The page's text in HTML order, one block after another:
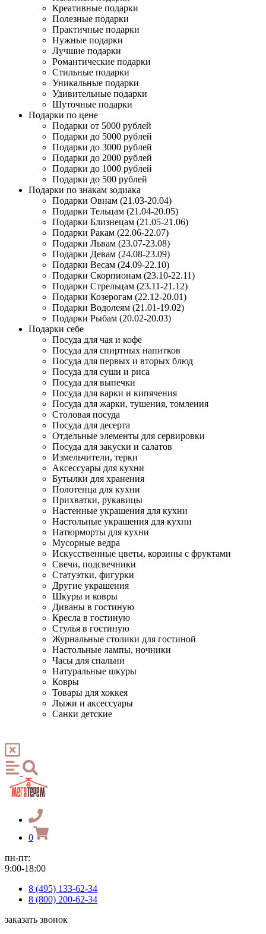
Креативные подарки
Полезные подарки
Практичные подарки
Нужные подарки
Лучшие подарки
Романтические подарки
Стильные подарки
Уникальные подарки
Удивительные подарки
Шуточные подарки
Подарки по цене
Подарки от 5000 рублей
Подарки до 5000 рублей
Подарки до 3000 рублей
Подарки до 2000 рублей
Подарки до 1000 рублей
Подарки до 500 рублей
Подарки по знакам зодиака
Подарки Овнам (21.03-20.04)
Подарки Тельцам (21.04-20.05)
Подарки Близнецам (21.05-21.06)
Подарки Ракам (22.06-22.07)
Подарки Львам (23.07-23.08)
Подарки Девам (24.08-23.09)
Подарки Весам (24.09-22.10)
Подарки Скорпионам (23.10-22.11)
Подарки Стрельцам (23.11-21.12)
Подарки Козерогам (22.12-20.01)
Подарки Водолеям (21.01-19.02)
Подарки Рыбам (20.02-20.03)
Подарки себе
Посуда для чая и кофе
Посуда для спиртных напитков
Посуда для первых и вторых блюд
Посуда для суши и риса
Посуда для выпечки
Посуда для варки и кипячения
Посуда для жарки, тушения, томления
Столовая посуда
Посуда для десерта
Отдельные элементы для сервировки
Посуда для закуски и салатов
Измельчители, терки
Аксессуары для кухни
Бутылки для хранения
Полотенца для кухни
Прихватки, рукавицы
Настенные украшения для кухни
Настольные украшения для кухни
Натюрморты для кухни
Мусорные ведра
Искусственные цветы, корзины с фруктами
Свечи, подсвечники
Статуэтки, фигурки
Другие украшения
Шкуры и ковры
Диваны в гостиную
Кресла в гостиную
Стулья в гостиную
Журнальные столики для гостиной
Настольные лампы, ночники
Часы для спальни
Натуральные шкуры
Ковры
Товары для хоккея
Лыжи и аксессуары
Санки детские
0
пн-пт:
9:00-18:00
8 (495) 133-62-34
8 (800) 200-62-34
заказать звонок